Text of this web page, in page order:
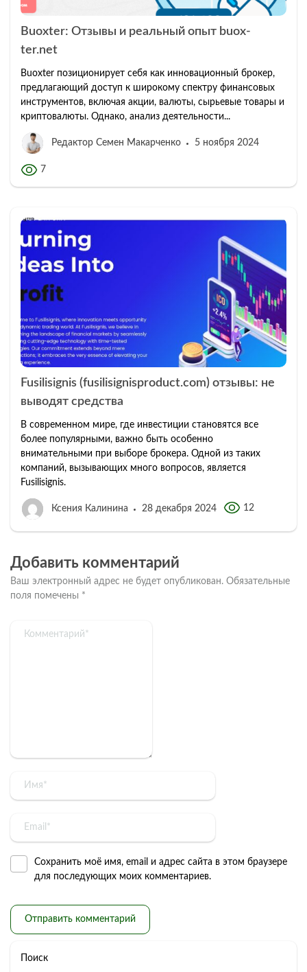
Buoxter: Отзывы и реальный опыт buox-
ter.net
Buoxter позиционирует себя как инновационный брокер,
предлагающий доступ к широкому спектру финансовых
инструментов, включая акции, валюты, сырьевые товары и
криптовалюты. Однако, анализ деятельности...
Редактор Семен Макарченко 5 ноября 2024
7
Fusilisignis (fusilisignisproduct.com) отзывы: не
выводят средства
В современном мире, где инвестиции становятся все
более популярными, важно быть особенно
внимательными при выборе брокера. Одной из таких
компаний, вызывающих много вопросов, является
Fusilisignis.
Ксения Калинина 28 декабря 2024 12
Добавить комментарий
Ваш электронный адрес не будет опубликован. Обязательные
поля помечены *
Сохранить моё имя, email и адрес сайта в этом браузере
для последующих моих комментариев.
Поиск